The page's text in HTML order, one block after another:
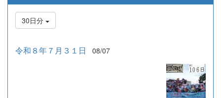
30日分
令和８年７月３１日 08/07